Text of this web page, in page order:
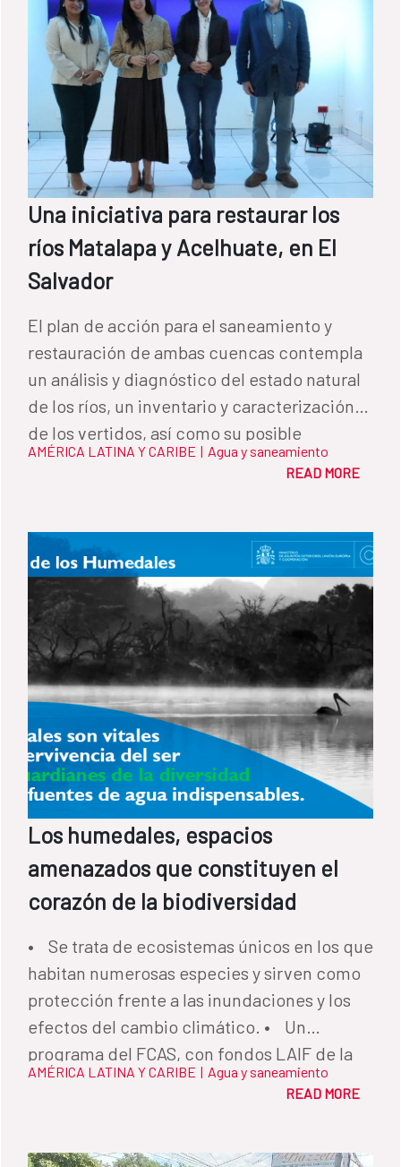
Una iniciativa para restaurar los
ríos Matalapa y Acelhuate, en El
Salvador
El plan de acción para el saneamiento y
restauración de ambas cuencas contempla
un análisis y diagnóstico del estado natural
de los ríos, un inventario y caracterización
de los vertidos, así como su posible
tratamiento, y restauración de los cauces.
el Desarrollo a través del Fondo de
Cooperación para Agua y Saneamiento, la
Autoridad Salvadoreña del Agua y el
Ministerio de Medio Ambiente y Recursos
Naturales.
AMÉRICA LATINA Y CARIBE | Agua y saneamiento
READ MORE
Los humedales, espacios
amenazados que constituyen el
corazón de la biodiversidad
• Se trata de ecosistemas únicos en los que
habitan numerosas especies y sirven como
protección frente a las inundaciones y los
efectos del cambio climático. • Un
programa del FCAS, con fondos LAIF de la
Unión Europea, ha trabajado para mejorar la
AMÉRICA LATINA Y CARIBE | Agua y saneamiento
READ MORE